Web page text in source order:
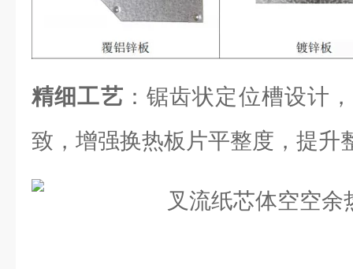
精细工艺 ：锯齿状定位槽设计
致，增强换热板片平整度，提升